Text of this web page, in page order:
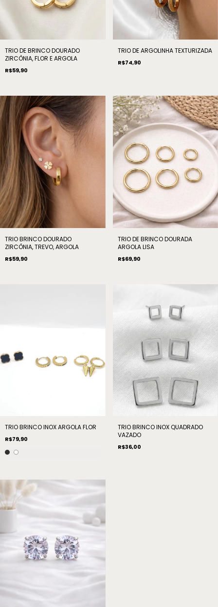
TRIO DE BRINCO DOURADO
ZIRCÔNIA, FLOR E ARGOLA
R$59,90
TRIO DE ARGOLINHA TEXTURIZADA
R$74,90
TRIO BRINCO DOURADO
ZIRCÔNIA, TREVO, ARGOLA
R$59,90
TRIO DE BRINCO DOURADA
ARGOLA LISA
R$69,90
TRIO BRINCO INOX ARGOLA FLOR
R$79,90
TRIO BRINCO INOX QUADRADO
VAZADO
R$36,00